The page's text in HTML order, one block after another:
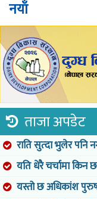
नयाँ
ताजा अपडेट
राति सुत्दा भुलेर पनि
यति धेरै चर्चामा किन
यस्तो छ अधिकांश